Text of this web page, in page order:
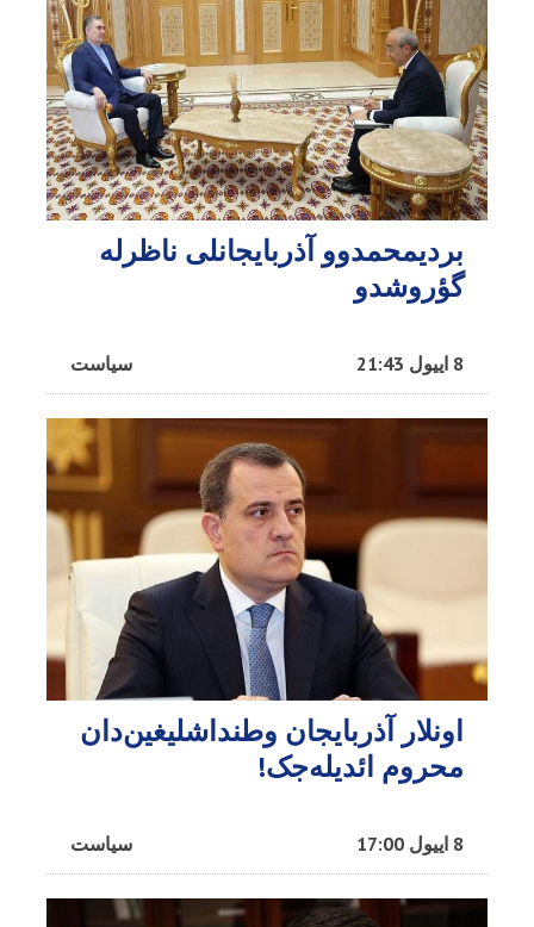
بردیمحمدوو آذربایجانلی ناظرله
گؤروشدو
سیاست 8 اییول 21:43
اونلار آذربایجان وطنداشلیغین‌دان
محروم ائدیله‌جک!
سیاست 8 اییول 17:00